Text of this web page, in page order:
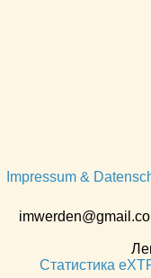
Impressum &
Статистика